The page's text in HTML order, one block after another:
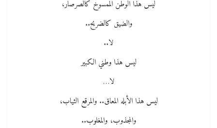
ليس هذا الوطن الممسوخ كالصرصار،
والضيق كالضريح..
لا..
ليس هذا وطني الكبير
لا…
ليس هذا الأبله المعاق.. والمرقع الثياب،
والمجذوب، والمغلوب..